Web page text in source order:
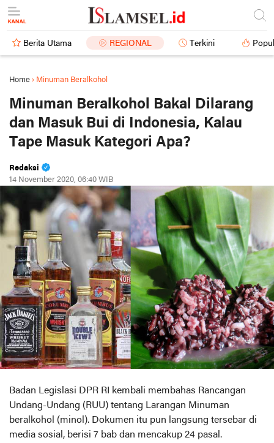
Berita Utama REGIONAL Terkini
Home › Minuman Beralkohol
Minuman Beralkohol Bakal Dilarang
dan Masuk Bui di Indonesia, Kalau
Tape Masuk Kategori Apa?
Redaksi
14 November 2020, 06:40 WIB
Badan Legislasi DPR RI kembali membahas Rancangan
Undang-Undang (RUU) tentang Larangan Minuman
beralkohol (minol). Dokumen itu pun langsung tersebar di
media sosial, berisi 7 bab dan mencakup 24 pasal.